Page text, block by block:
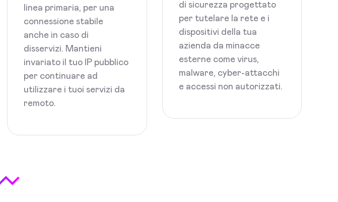
linea primaria, per una
connessione stabile
anche in caso di
disservizi. Mantieni
invariato il tuo IP pubblico
per continuare ad
utilizzare i tuoi servizi da
remoto.
di sicurezza progettato
per tutelare la rete e i
dispositivi della tua
azienda da minacce
esterne come virus,
malware, cyber-attacchi
e accessi non autorizzati.